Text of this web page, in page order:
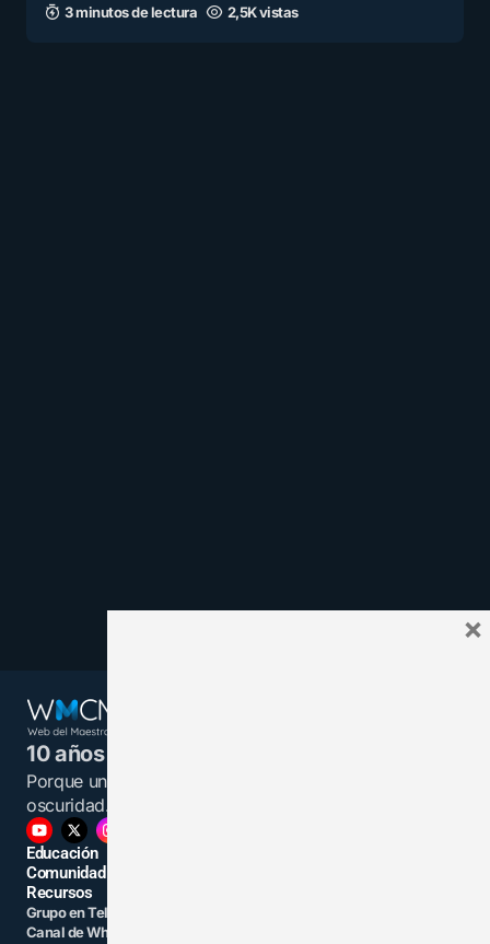
3 minutos de lectura 2,5K vistas
10 años juntos y más unidos.
Porque un maestro informado es una luz en la
oscuridad.
Educación
Comunidad
Recursos
Grupo en Telegram
Canal de WhatsApp
×